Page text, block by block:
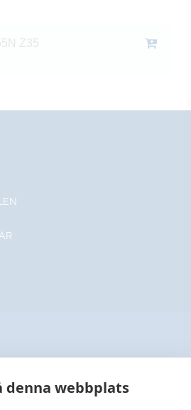
denna webbplats
Z35
AB